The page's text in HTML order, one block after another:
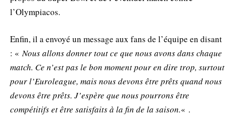
l’Olympiacos.
Enfin, il a envoyé un message aux fans de l’équipe en disant
: «Nous allons donner tout ce que nous avons dans chaque
match. Ce n’est pas le bon moment pour en dire trop, surtout
pour l’Euroleague, mais nous devons être prêts quand nous
devons être prêts. J’espère que nous pourrons être
compétitifs et être satisfaits à la fin de la saison.« .